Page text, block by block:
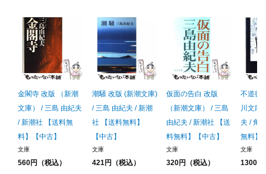
金閣寺 改版 （新潮
文庫） / 三島 由紀夫
/ 新潮社 【送料無
料】【中古】
文庫
560円（税込）
潮騒 改版 (新潮文庫)
/ 三島 由紀夫 / 新潮
社 【送料無料】
【中古】
文庫
421円（税込）
仮面の告白 改版
（新潮文庫） / 三島
由紀夫 / 新潮社 【送
料無料】【中古】
文庫
320円（税込）
不道徳
川文庫
夫 / 角
無料】
文庫
1300円